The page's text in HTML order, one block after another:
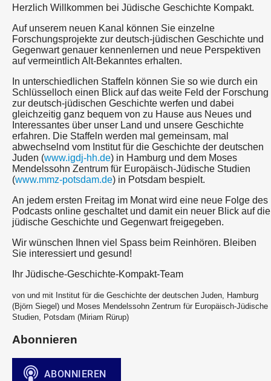
Herzlich Willkommen bei Jüdische Geschichte Kompakt.
Auf unserem neuen Kanal können Sie einzelne
Forschungsprojekte zur deutsch-jüdischen Geschichte und
Gegenwart genauer kennenlernen und neue Perspektiven
auf vermeintlich Alt-Bekanntes erhalten.
In unterschiedlichen Staffeln können Sie so wie durch ein
Schlüsselloch einen Blick auf das weite Feld der Forschung
zur deutsch-jüdischen Geschichte werfen und dabei
gleichzeitig ganz bequem von zu Hause aus Neues und
Interessantes über unser Land und unsere Geschichte
erfahren. Die Staffeln werden mal gemeinsam, mal
abwechselnd vom Institut für die Geschichte der deutschen
Juden (www.igdj-hh.de) in Hamburg und dem Moses
Mendelssohn Zentrum für Europäisch-Jüdische Studien
(www.mmz-potsdam.de) in Potsdam bespielt.
An jedem ersten Freitag im Monat wird eine neue Folge des
Podcasts online geschaltet und damit ein neuer Blick auf die
jüdische Geschichte und Gegenwart freigegeben.
Wir wünschen Ihnen viel Spass beim Reinhören. Bleiben
Sie interessiert und gesund!
Ihr Jüdische-Geschichte-Kompakt-Team
von und mit Institut für die Geschichte der deutschen Juden, Hamburg
(Björn Siegel) und Moses Mendelssohn Zentrum für Europäisch-Jüdische
Studien, Potsdam (Miriam Rürup)
Abonnieren